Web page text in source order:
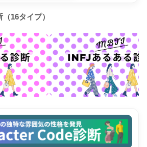
16タイプ）